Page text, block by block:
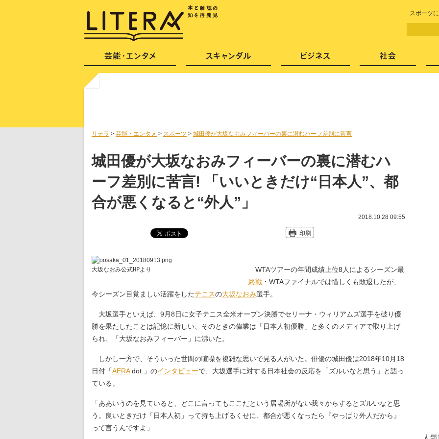
スポーツ
リテラ > 芸能・エンタメ > スポーツ > 城田優が大坂なおみフィーバーの裏に潜むハーフ差別に苦言
城田優が大坂なおみフィーバーの裏に潜むハ
ーフ差別に苦言! 「いいときだけ“日本人”、都
合が悪くなると“外人”」
2018.10.28 09:55
印刷
大坂なおみ公式HPより
WTAツアーの年間成績上位8人によるシーズン最
終戦 ・WTAファイナルでは惜しくも敗退したが、
今シーズン目覚ましい活躍をしたテニスの大坂なおみ選手。
大坂選手といえば、9月8日に女子テニス全米オープン決勝でセリーナ・ウィリアムズ選手を破り優
勝を果たしたことは記憶に新しい、そのときの偉業は「日本人初優勝」と多くのメディアで取り上げ
られ、「大坂なおみフィーバー」に沸いた。
しかし一方で、そういった世間の喧噪を複雑な思いで見る人がいた。俳優の城田優は2018年10月18
日付「AERAdot.」のインタビューで、大坂選手に対する日本社会の反応を「ズルいなと思う」と語っ
ている。
「ああいうのを見ていると、どこに言ってもここだという居場所がない我々からするとズルいなと思
う。良いときだけ「日本人初」って持ち上げるくせに、都合が悪くなったら『やっぱり外人だから』
って言うんですよ」
芸能・エンタメ スキャンダル